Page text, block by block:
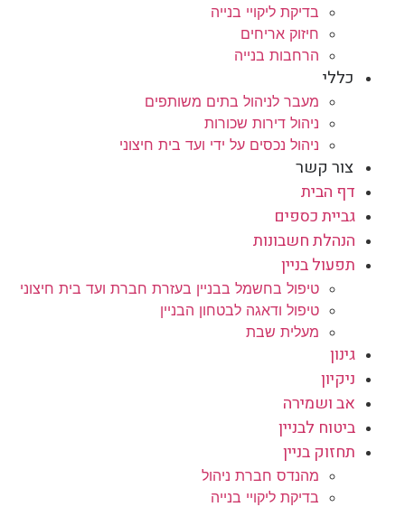
בדיקת ליקויי בנייה
חיזוק אריחים
הרחבות בנייה
כללי
מעבר לניהול בתים משותפים
ניהול דירות שכורות
ניהול נכסים על ידי ועד בית חיצוני
צור קשר
דף הבית
גביית כספים
הנהלת חשבונות
תפעול בניין
טיפול בחשמל בבניין בעזרת חברת ועד בית חיצוני
טיפול ודאגה לבטחון הבניין
מעלית שבת
גינון
ניקיון
אב ושמירה
ביטוח לבניין
תחזוק בניין
מהנדס חברת ניהול
בדיקת ליקויי בנייה